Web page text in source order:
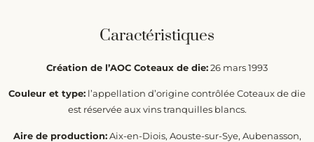
Caractéristiques
Création de l’AOC Coteaux de die:26 mars 1993
Couleur et type: l’appellation d’origine contrôlée Coteaux de die
est réservée aux vins tranquilles blancs.
Aire de production:Aix-en-Diois, Aouste-sur-Sye, Aubenasson,